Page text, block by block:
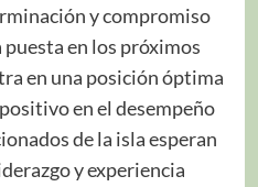
y compromiso
en los próximos
en una posición óptima
en el desempeño
de la isla esperan
y experiencia